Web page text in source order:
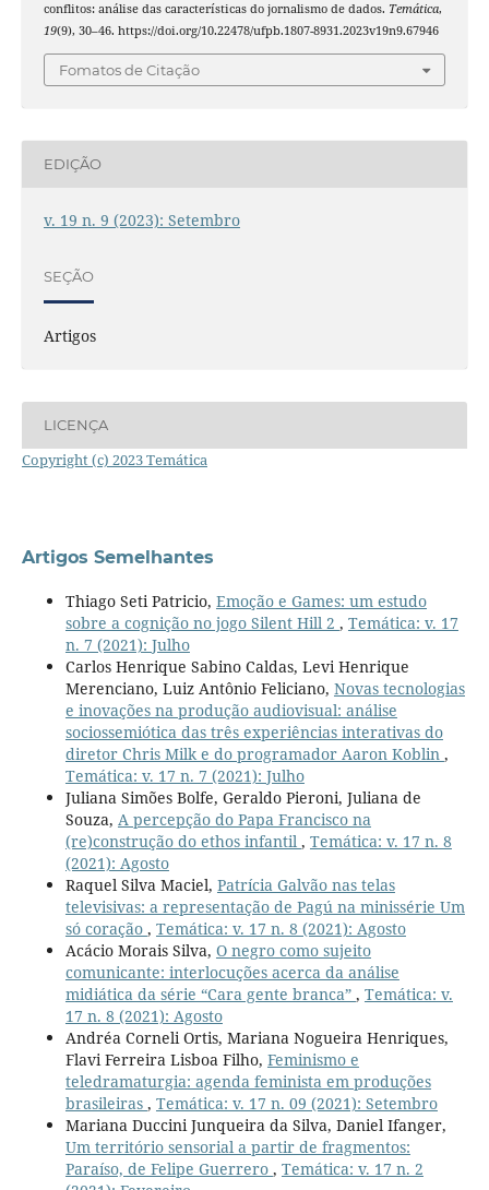
conflitos: análise das características do jornalismo de dados. Temática,
19(9), 30–46. https://doi.org/10.22478/ufpb.1807-8931.2023v19n9.67946
Fomatos de Citação
EDIÇÃO
v. 19 n. 9 (2023): Setembro
SEÇÃO
Artigos
LICENÇA
Copyright (c) 2023 Temática
Artigos Semelhantes
Thiago Seti Patricio, Emoção e Games: um estudo
sobre a cognição no jogo Silent Hill 2 , Temática: v. 17
n. 7 (2021): Julho
Carlos Henrique Sabino Caldas, Levi Henrique
Merenciano, Luiz Antônio Feliciano, Novas tecnologias
e inovações na produção audiovisual: análise
sociossemiótica das três experiências interativas do
diretor Chris Milk e do programador Aaron Koblin ,
Temática: v. 17 n. 7 (2021): Julho
Juliana Simões Bolfe, Geraldo Pieroni, Juliana de
Souza, A percepção do Papa Francisco na
(re)construção do ethos infantil , Temática: v. 17 n. 8
(2021): Agosto
Raquel Silva Maciel, Patrícia Galvão nas telas
televisivas: a representação de Pagú na minissérie Um
só coração , Temática: v. 17 n. 8 (2021): Agosto
Acácio Morais Silva, O negro como sujeito
comunicante: interlocuções acerca da análise
midiática da série “Cara gente branca” , Temática: v.
17 n. 8 (2021): Agosto
Andréa Corneli Ortis, Mariana Nogueira Henriques,
Flavi Ferreira Lisboa Filho, Feminismo e
teledramaturgia: agenda feminista em produções
brasileiras , Temática: v. 17 n. 09 (2021): Setembro
Mariana Duccini Junqueira da Silva, Daniel Ifanger,
Um território sensorial a partir de fragmentos:
Paraíso, de Felipe Guerrero , Temática: v. 17 n. 2